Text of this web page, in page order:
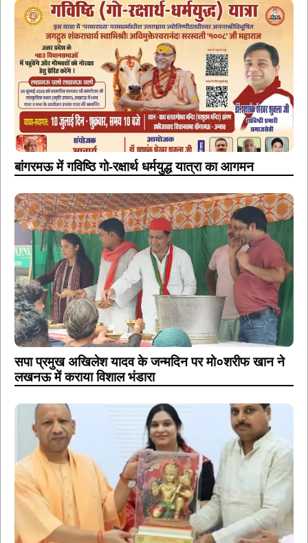
बांगरमऊ में गविष्ठि गो-रक्षार्थ धर्मयुद्ध यात्रा का आगमन
सपा प्रमुख अखिलेश यादव के जन्मदिन पर मो०शरीफ खान ने
लखनऊ में कराया विशाल भंडारा